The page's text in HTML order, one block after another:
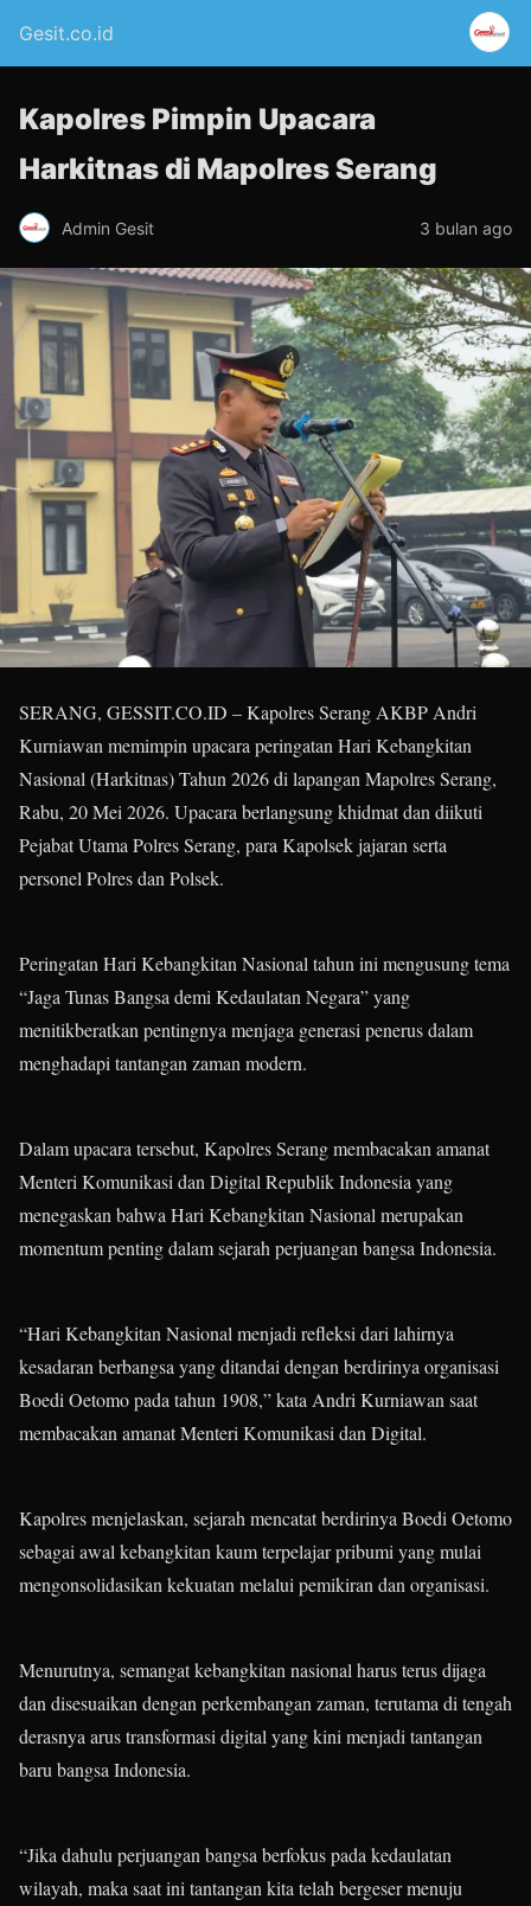
Gesit.co.id
Kapolres Pimpin Upacara
Harkitnas di Mapolres Serang
Admin Gesit 3 bulan ago
SERANG, GESSIT.CO.ID – Kapolres Serang AKBP Andri
Kurniawan memimpin upacara peringatan Hari Kebangkitan
Nasional (Harkitnas) Tahun 2026 di lapangan Mapolres Serang,
Rabu, 20 Mei 2026. Upacara berlangsung khidmat dan diikuti
Pejabat Utama Polres Serang, para Kapolsek jajaran serta
personel Polres dan Polsek.
Peringatan Hari Kebangkitan Nasional tahun ini mengusung tema
“Jaga Tunas Bangsa demi Kedaulatan Negara” yang
menitikberatkan pentingnya menjaga generasi penerus dalam
menghadapi tantangan zaman modern.
Dalam upacara tersebut, Kapolres Serang membacakan amanat
Menteri Komunikasi dan Digital Republik Indonesia yang
menegaskan bahwa Hari Kebangkitan Nasional merupakan
momentum penting dalam sejarah perjuangan bangsa Indonesia.
“Hari Kebangkitan Nasional menjadi refleksi dari lahirnya
kesadaran berbangsa yang ditandai dengan berdirinya organisasi
Boedi Oetomo pada tahun 1908,” kata Andri Kurniawan saat
membacakan amanat Menteri Komunikasi dan Digital.
Kapolres menjelaskan, sejarah mencatat berdirinya Boedi Oetomo
sebagai awal kebangkitan kaum terpelajar pribumi yang mulai
mengonsolidasikan kekuatan melalui pemikiran dan organisasi.
Menurutnya, semangat kebangkitan nasional harus terus dijaga
dan disesuaikan dengan perkembangan zaman, terutama di tengah
derasnya arus transformasi digital yang kini menjadi tantangan
baru bangsa Indonesia.
“Jika dahulu perjuangan bangsa berfokus pada kedaulatan
wilayah, maka saat ini tantangan kita telah bergeser menuju